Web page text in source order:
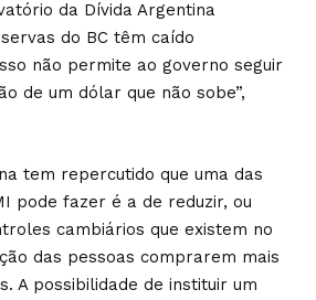
da Dívida Argentina
do BC têm caído
não permite ao governo seguir
de um dólar que não sobe”,
tem repercutido que uma das
pode fazer é a de reduzir, ou
cambiários que existem no
das pessoas comprarem mais
A possibilidade de instituir um